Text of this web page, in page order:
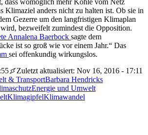
Klimaziel anders nicht zu halten ist. Ob sie in
Gezerre um den langfristigen Klimaplan
bezweifelt zumindest die Opposition.
Annalena Baerbock sagte dem
ist so groß wie vor einem Jahr.“ Das
sei offenkundig wirkungslos.
Zuletzt aktualisiert: Nov 16, 2016 - 17:11
& TransportBarbara Hendricks
Energie und Umwelt
KlimagipfelKlimawandel